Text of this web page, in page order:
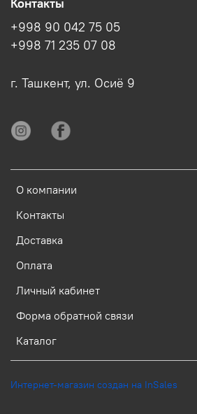
О компании
Контакты
Доставка
Оплата
Личный кабинет
Форма обратной связи
Каталог
Контакты
+998 90 042 75 05
+998 71 235 07 08
г. Ташкент, ул. Осиё 9
Интернет-магазин создан на InSales